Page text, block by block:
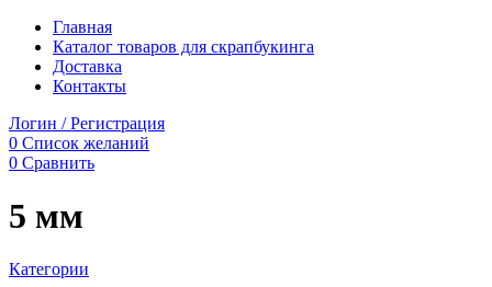
Главная
Каталог товаров для скрапбукинга
Доставка
Контакты
Логин / Регистрация
0 Список желаний
0 Сравнить
5 мм
Категории